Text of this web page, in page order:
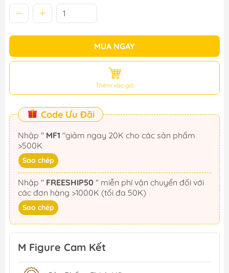
MUA NGAY
Thêm vào giỏ
Code Ưu Đãi
Nhập " MF1
>500K
Sao chép
Nhập " FREESHIP50
các đơn hàng >1000K (tối đa 50K)
Sao chép
M Figure Cam Kết